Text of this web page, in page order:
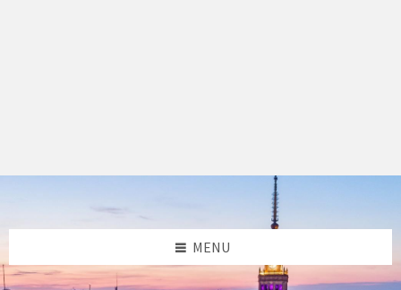
sidebar
sidebar
MENU